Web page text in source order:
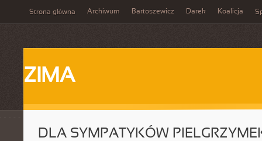
Strona główna Archiwum Bartoszewicz Darek Koalicja
ZIMA
DLA SYMPATYKÓW